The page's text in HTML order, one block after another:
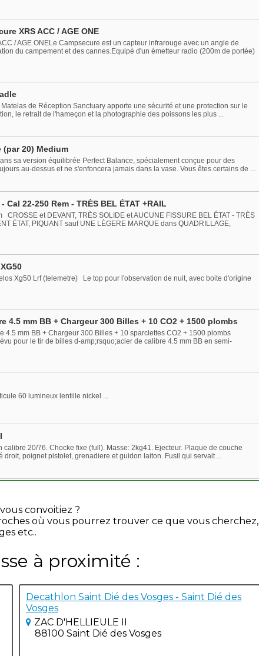
XRS ACC / AGE ONE
/ AGE ONELe Campsecure est un capteur infrarouge avec un angle de
du campement et des cannes.Equipé d'un émetteur radio (200m de portée)
de Réception Sanctuary apporte une sécurité et une protection sur le
le retrait de l'hameçon et la photographie des poissons les plus ...
(par 20) Medium
sa version équilibrée Perfect Balance, spécialement conçue pour des
au-dessus et ne s'enfoncera jamais dans la vase. Vous êtes certains de ...
Cal 22-250 Rem - TRÈS BEL ÉTAT +RAIL
et DEVANT, TRÈS SOLIDE et AUCUNE FISSURE BEL ÉTAT - TRÈS
ÉTAT, PIQUANT sauf UNE LÈGERE MARQUE dans QUADRILLAGE,
Xg50 Lrf (telemetre) Le top pour l'observation de nuit, avec boite d'origine
4.5 mm BB + Chargeur 300 Billes + 10 CO2 + 1500 plombs
4.5 mm BB + Chargeur 300 Billes + 10 sparclettes CO2 + 1500 plombs
pour le tir de billes d-amp;rsquo;acier de calibre 4.5 mm BB en semi-
60 lumineux lentille nickel ...
20/76. Chocke fixe (full). Masse: 2kg41. Ejecteur. Plaque de couche
poignet pistolet, grenadiere et guidon laiton. Fusil qui servait ...
convoitiez ?
où vous pourrez trouver ce que vous cherchez,
etc..
à proximité :
Decathlon Saint Dié des Vosges - Saint Dié des
Vosges
ZAC D'HELLIEULE II
88100 Saint Dié des Vosges